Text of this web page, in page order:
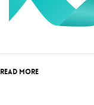
Read More